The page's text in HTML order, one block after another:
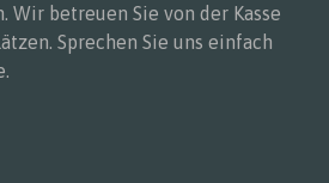
Wir betreuen Sie von der Kasse
Sprechen Sie uns einfach